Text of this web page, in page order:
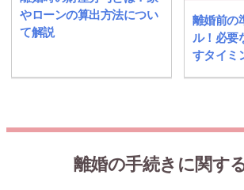
やローンの算出方法につい
て解説
離婚前の
ル！必要
すタイミ
離婚の手続きに関す